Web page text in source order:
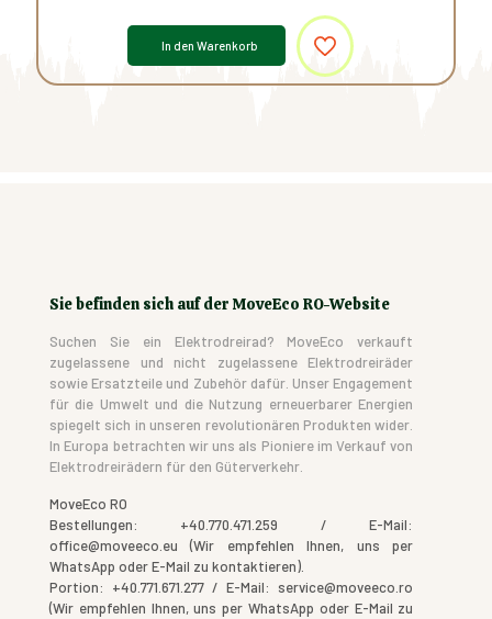
In den Warenkorb
Sie befinden sich auf der MoveEco RO-Website
Suchen Sie ein Elektrodreirad? MoveEco verkauft
zugelassene und nicht zugelassene Elektrodreiräder
sowie Ersatzteile und Zubehör dafür. Unser Engagement
für die Umwelt und die Nutzung erneuerbarer Energien
spiegelt sich in unseren revolutionären Produkten wider.
In Europa betrachten wir uns als Pioniere im Verkauf von
Elektrodreirädern für den Güterverkehr.
MoveEco RO
Bestellungen: +40.770.471.259 / E-Mail:
office@moveeco.eu (Wir empfehlen Ihnen, uns per
WhatsApp oder E-Mail zu kontaktieren).
Portion: +40.771.671.277 / E-Mail: service@moveeco.ro
(Wir empfehlen Ihnen, uns per WhatsApp oder E-Mail zu